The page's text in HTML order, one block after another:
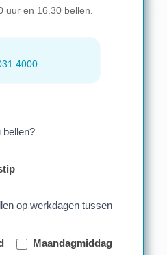
uur en 16.30 bellen.
4000
bellen?
op werkdagen tussen
Maandagmiddag